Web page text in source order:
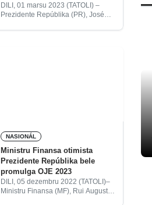
promulga ona
DILI, 01 marsu 2023 (TATOLI) –
Prezidente Repúblika (PR), José
NASIONÁL
Ministru Finansa otimista
Prezidente Repúblika bele
promulga OJE 2023
DILI, 05 dezembru 2022 (TATOLI)–
Ministru Finansa (MF), Rui Augusto